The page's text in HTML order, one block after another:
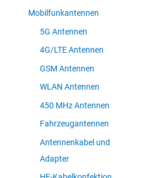
Mobilfunkantennen
5G Antennen
4G/LTE Antennen
GSM Antennen
WLAN Antennen
450 MHz Antennen
Fahrzeugantennen
Antennenkabel und
Adapter